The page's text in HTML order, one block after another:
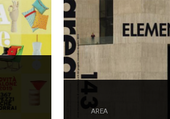
AREA